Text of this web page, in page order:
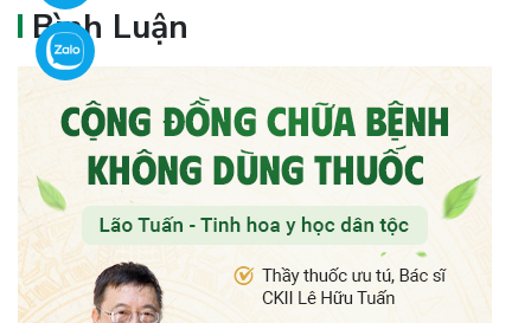
Bình Luận